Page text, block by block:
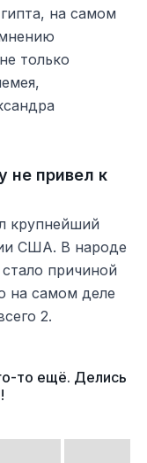
на самом
только
не привел к
крупнейший
США. В народе
причиной
на самом деле
2.